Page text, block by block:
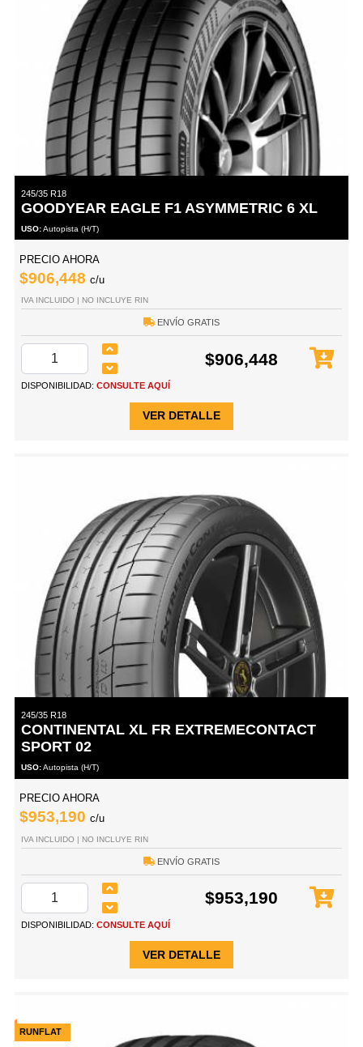
245/35 R18
GOODYEAR EAGLE F1 ASYMMETRIC 6 XL
USO:Autopista (H/T)
PRECIO AHORA
$906,448 c/u
IVA INCLUIDO | NO INCLUYE RIN
ENVÍO GRATIS
$906,448
DISPONIBILIDAD: CONSULTE AQUÍ
VER DETALLE
245/35 R18
CONTINENTAL XL FR EXTREMECONTACT
SPORT 02
USO:Autopista (H/T)
PRECIO AHORA
$953,190 c/u
IVA INCLUIDO | NO INCLUYE RIN
ENVÍO GRATIS
$953,190
DISPONIBILIDAD: CONSULTE AQUÍ
VER DETALLE
RUNFLAT